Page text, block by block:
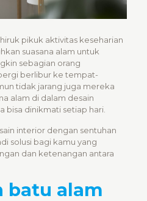
pikuk aktivitas keseharian
suasana alam untuk
sebagian orang
berlibur ke tempat-
tidak jarang juga mereka
alam di dalam desain
bisa dinikmati setiap hari.
interior dengan sentuhan
solusi bagi kamu yang
dan ketenangan antara
batu alam